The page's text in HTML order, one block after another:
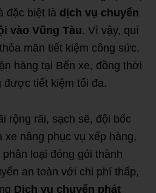
đặc biệt là dịch vụ chuyển
vào Vũng Tàu. Vì vậy, quí
mãn tiết kiệm công sức,
hàng tại Bến xe, đồng thời
tiết kiệm tối đa.
rộng rãi, sạch sẽ, đội bốc
xe nâng phục vụ xếp hàng,
loại đóng gói thành
an toàn với chi phí thấp,
Dịch vụ chuyển phát